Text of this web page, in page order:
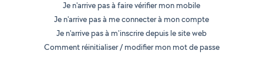
Je n'arrive pas à faire vérifier mon mobile
Je n'arrive pas à me connecter à mon compte
Je n'arrive pas à m'inscrire depuis le site web
Comment réinitialiser / modifier mon mot de passe